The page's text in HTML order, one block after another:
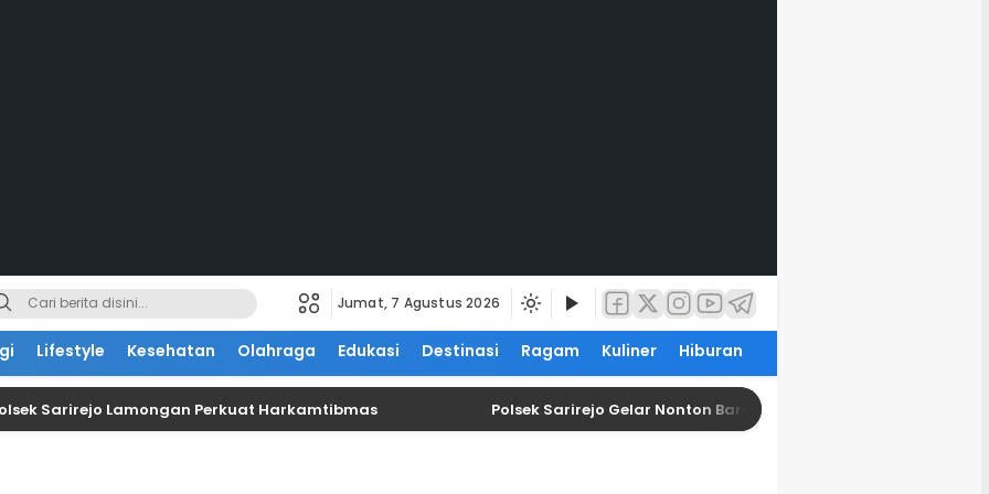
Jumat, 7 Agustus 2026
Lifestyle Kesehatan Olahraga Edukasi Destinasi Ragam Kuliner Hiburan
Sarirejo Lamongan Perkuat Harkamtibmas Polsek Sarirejo Gelar Nonton Bareng Piala Presiden 2026,